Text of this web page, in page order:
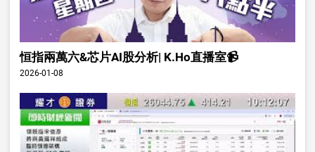
恒指兩萬六&芯片AI股分析| K.Ho直播室📹
2026-01-08